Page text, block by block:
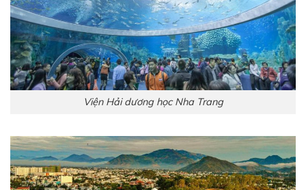
Viện Hải dương học Nha Trang